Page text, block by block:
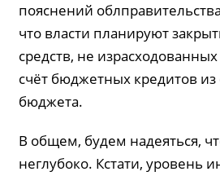
пояснений
что власти планируют
средств, не
счёт бюджетных кредитов
бюджета.
В общем, будем надеяться,
неглубоко. Кстати, уровень